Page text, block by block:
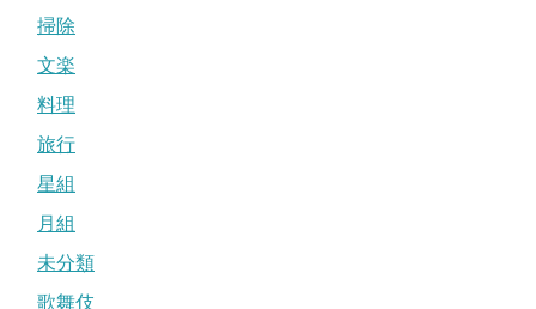
掃除
文楽
料理
旅行
星組
月組
未分類
歌舞伎